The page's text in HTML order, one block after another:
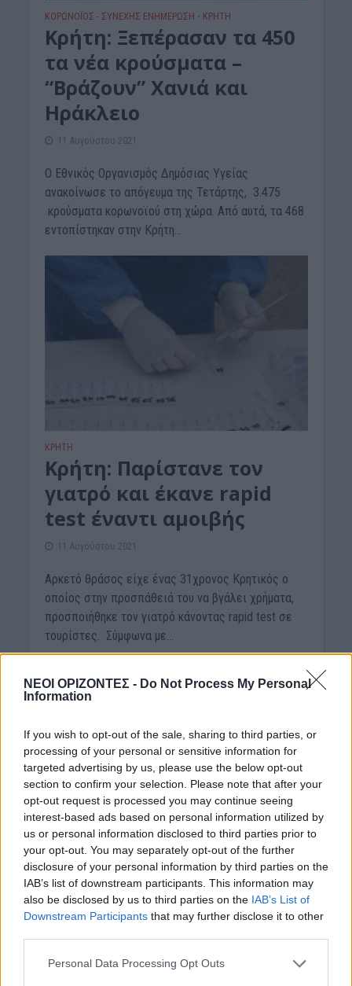
ΝΕΟΙ ΟΡΙΖΟΝΤΕΣ - Do Not Process My Personal
Information
If you wish to opt-out of the sale, sharing to third parties, or
processing of your personal or sensitive information for
targeted advertising by us, please use the below opt-out
section to confirm your selection. Please note that after your
opt-out request is processed you may continue seeing
interest-based ads based on personal information utilized by
us or personal information disclosed to third parties prior to
your opt-out. You may separately opt-out of the further
disclosure of your personal information by third parties on the
IAB’s list of downstream participants. This information may
also be disclosed by us to third parties on the IAB’s List of
Downstream Participants that may further disclose it to other
Personal Data Processing Opt Outs
ΚΟΡΩΝΟΪΟΣ - ΣΥΝΕΧΗΣ ΕΝΗΜΕΡΩΣΗ • ΚΡΗΤΗ
Κρήτη: Ξεπέρασαν τα 450
τα νέα κρούσματα –
“Βράζουν” Χανιά και
Ηράκλειο
11 Αυγούστου 2021
Ο Εθνικός Οργανισμός Δημόσιας Υγείας
ανακοίνωσε το απόγευμα της Τετάρτης, 3.475
κρούσματα κορωνοϊού στη χώρα. Από αυτά, τα 468
εντοπίστηκαν στην Κρήτη...
ΚΡΗΤΗ
Κρήτη: Παρίστανε τον
γιατρό και έκανε rapid
test έναντι αμοιβής
11 Αυγούστου 2021
Αρκετό θράσος είχε ένας 31χρονος Κρητικός ο
οποίος στην προσπάθειά του να βγάλει χρήματα,
προσποιήθηκε τον γιατρό κάνοντας rapid test σε
τουρίστες. Σύμφωνα με...
ΚΡΗΤΗ
Ηράκλειο: Συνελήφθη
γιατρός μετά από
καταγγελία για ασέλγεια